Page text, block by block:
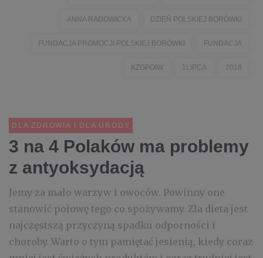
ANNA RADOWICKA DZIEŃ POLSKIEJ BORÓWKI
FUNDACJA PROMOCJI POLSKIEJ BORÓWKI FUNDACJA
KZGPOIW 1LIPCA 2018
DLA ZDROWIA I DLA URODY
3 na 4 Polaków ma problemy
z antyoksydacją
Jemy za mało warzyw i owoców. Powinny one
stanowić połowę tego co spożywamy. Zła dieta jest
najczęstszą przyczyną spadku odporności i
choroby. Warto o tym pamiętać jesienią, kiedy coraz